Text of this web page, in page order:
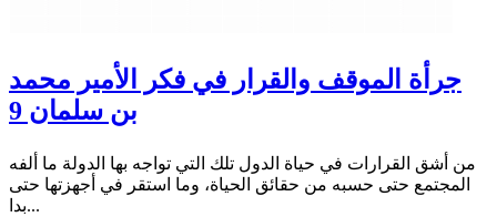
جرأة الموقف والقرار في فكر الأمير محمد
بن سلمان 9
من أشق القرارات في حياة الدول تلك التي تواجه بها الدولة ما ألفه
المجتمع حتى حسبه من حقائق الحياة، وما استقر في أجهزتها حتى
بدا...